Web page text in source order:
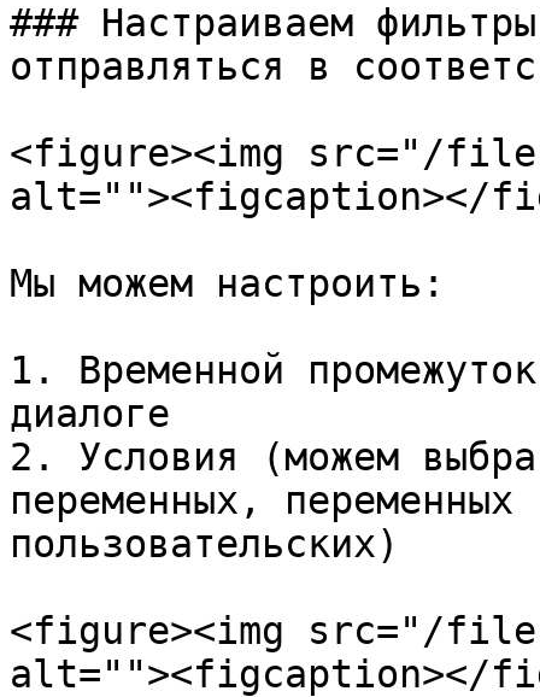
### Настраиваем
отправляться в
<figure><img src="/files/
alt=""><figcaption></
Мы можем настроить:
1. Временной
диалоге
2. Условия (можем
переменных,
пользовательских)
<figure><img src="/files/
alt=""><figcaption></